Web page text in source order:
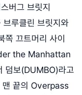
버그 브릿지
루클린 브릿지와
쪽 끄트머리 사이
the Manhattan
덤보(DUMBO)라고
맨 끝의 Overpass